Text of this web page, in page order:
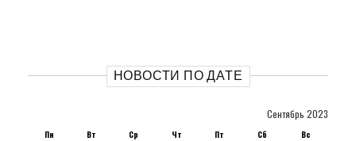
НОВОСТИ ПО ДАТЕ
Сентябрь 2023
Пн Вт Ср Чт Пт Сб Вс